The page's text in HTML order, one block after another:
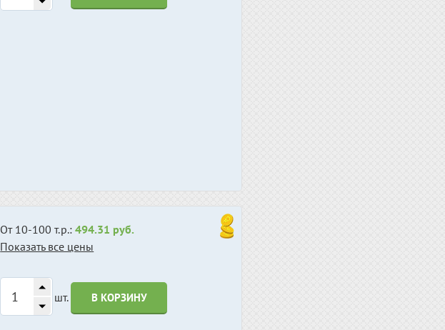
От 10-100 т.р.:494.31 руб.
Показать все цены
шт. В КОРЗИНУ